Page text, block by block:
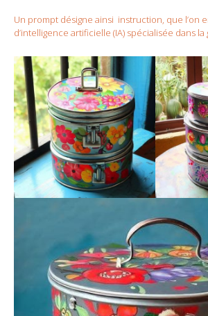
Un prompt désigne ainsi instruction, que l’on
d’intelligence artificielle (IA) spécialisée dans la